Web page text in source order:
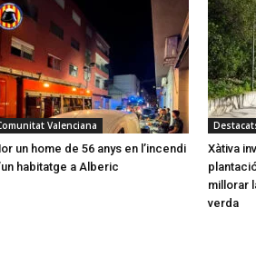
Valenciana
un home de 56 anys en l’incendi
habitatge a Alberic
Xàtiva
millorar
verda